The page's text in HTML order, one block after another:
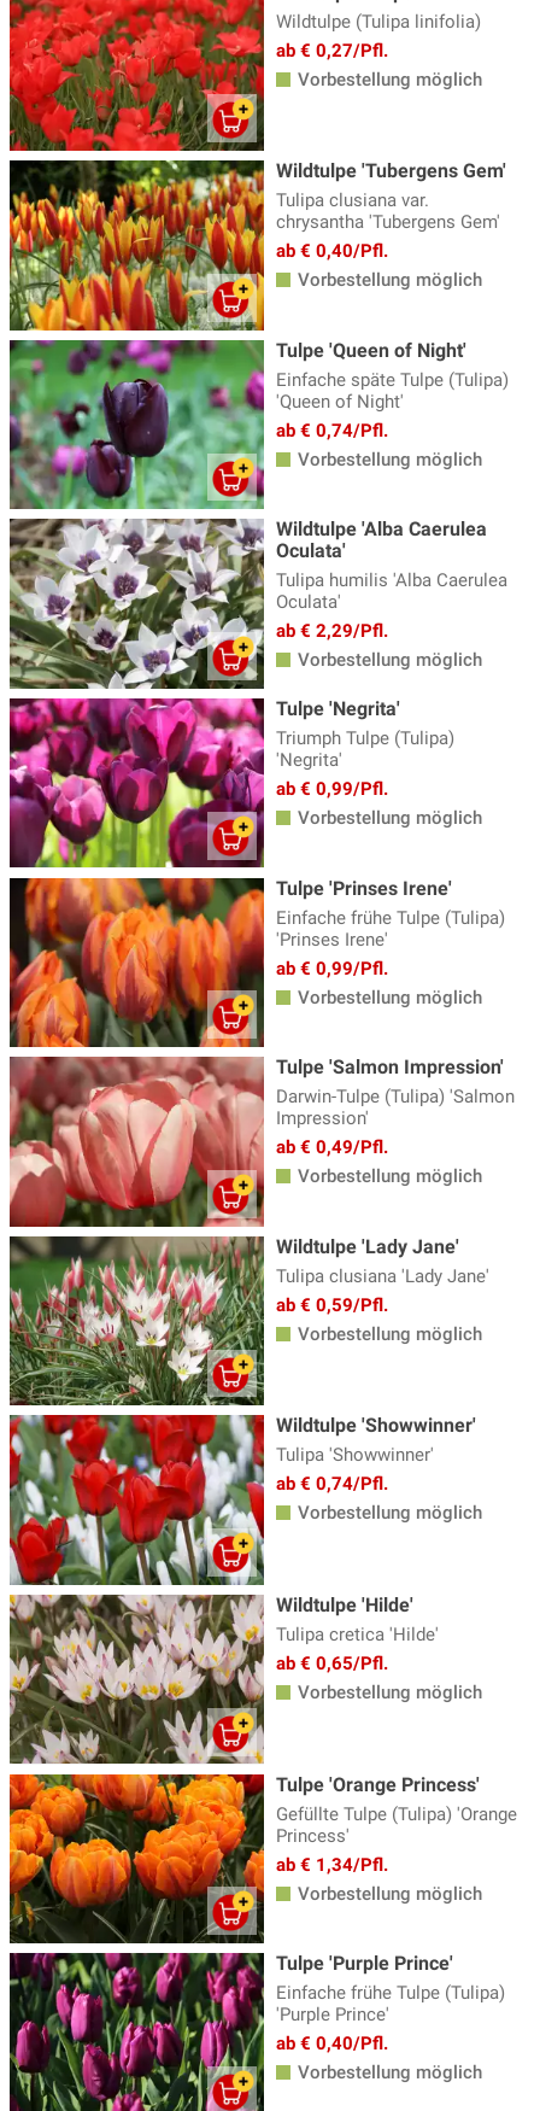
Wildtulpe (Tulipa linifolia)
ab € 0,27/Pfl.
Vorbestellung möglich
Wildtulpe 'Tubergens Gem'
Tulipa clusiana var.
chrysantha 'Tubergens Gem'
ab € 0,40/Pfl.
Vorbestellung möglich
Tulpe 'Queen of Night'
Einfache späte Tulpe (Tulipa)
'Queen of Night'
ab € 0,74/Pfl.
Vorbestellung möglich
Wildtulpe 'Alba Caerulea
Oculata'
Tulipa humilis 'Alba Caerulea
Oculata'
ab € 2,29/Pfl.
Vorbestellung möglich
Tulpe 'Negrita'
Triumph Tulpe (Tulipa)
'Negrita'
ab € 0,99/Pfl.
Vorbestellung möglich
Tulpe 'Prinses Irene'
Einfache frühe Tulpe (Tulipa)
'Prinses Irene'
ab € 0,99/Pfl.
Vorbestellung möglich
Tulpe 'Salmon Impression'
Darwin-Tulpe (Tulipa) 'Salmon
Impression'
ab € 0,49/Pfl.
Vorbestellung möglich
Wildtulpe 'Lady Jane'
Tulipa clusiana 'Lady Jane'
ab € 0,59/Pfl.
Vorbestellung möglich
Wildtulpe 'Showwinner'
Tulipa 'Showwinner'
ab € 0,74/Pfl.
Vorbestellung möglich
Wildtulpe 'Hilde'
Tulipa cretica 'Hilde'
ab € 0,65/Pfl.
Vorbestellung möglich
Tulpe 'Orange Princess'
Gefüllte Tulpe (Tulipa) 'Orange
Princess'
ab € 1,34/Pfl.
Vorbestellung möglich
Tulpe 'Purple Prince'
Einfache frühe Tulpe (Tulipa)
'Purple Prince'
ab € 0,40/Pfl.
Vorbestellung möglich